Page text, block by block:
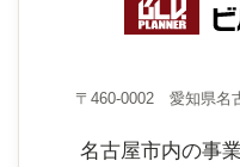
〒460-0002 愛知県名
名古屋市内の事